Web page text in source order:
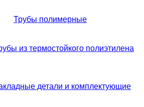
Трубы полимерные
из термостойкого полиэтилена
детали и комплектующие